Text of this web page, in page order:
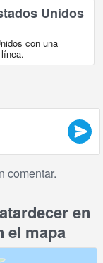
Unidos
con una
comentar.
en
el mapa